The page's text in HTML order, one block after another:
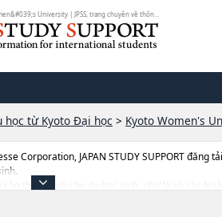
University | JPSS, trang chuyên về thôn...
học từ Kyoto Đại học > Kyoto Women's
Corporation, JAPAN STUDY SUPPORT đăng
thiết dành cho du học sinh, như là về các